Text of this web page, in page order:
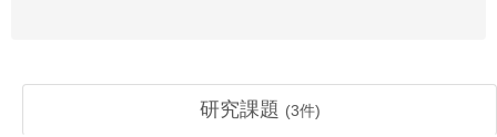
研究課題 (3件)